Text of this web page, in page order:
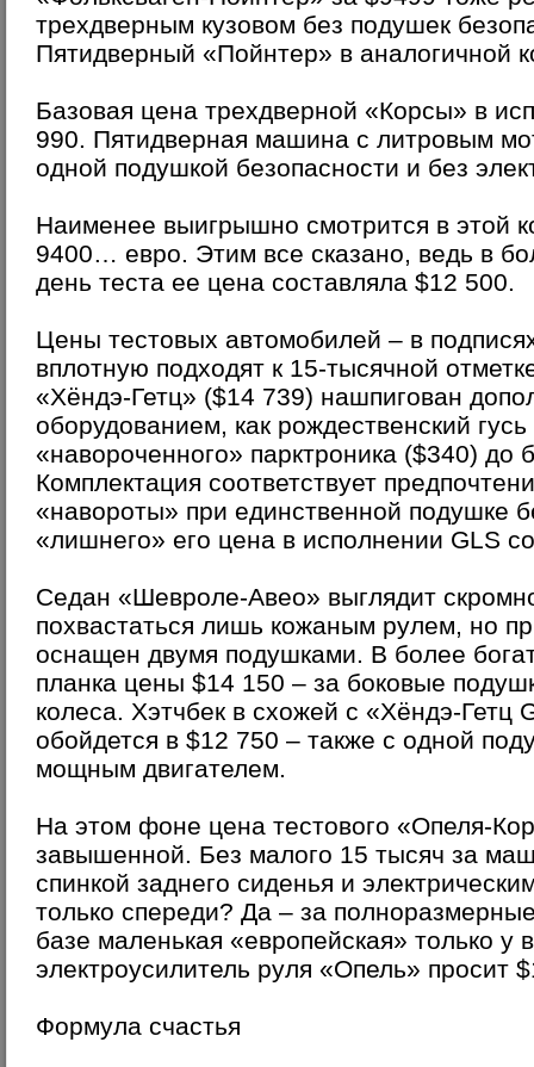
трехдверным кузовом без подушек
Пятидверный «Пойнтер» в аналогичной
Базовая цена трехдверной «Корсы» в
990. Пятидверная машина с литровым
одной подушкой безопасности и без
Наименее выигрышно смотрится в этой
9400… евро. Этим все сказано, ведь в
день теста ее цена составляла $12 500.
Цены тестовых автомобилей – в
вплотную подходят к 15-тысячной
«Хёндэ-Гетц» ($14 739) нашпигован
оборудованием, как рождественский
«навороченного» парктроника ($340)
Комплектация соответствует
«навороты» при единственной подушке
«лишнего» его цена в исполнении GLS
Седан «Шевроле-Авео» выглядит
похвастаться лишь кожаным рулем, но
оснащен двумя подушками. В более
планка цены $14 150 – за боковые
колеса. Хэтчбек в схожей с «Хёндэ-Гетц
обойдется в $12 750 – также с одной
мощным двигателем.
На этом фоне цена тестового «Опеля-
завышенной. Без малого 15 тысяч за
спинкой заднего сиденья и
только спереди? Да – за
базе маленькая «европейская» только у
электроусилитель руля «Опель» просит
Формула счастья